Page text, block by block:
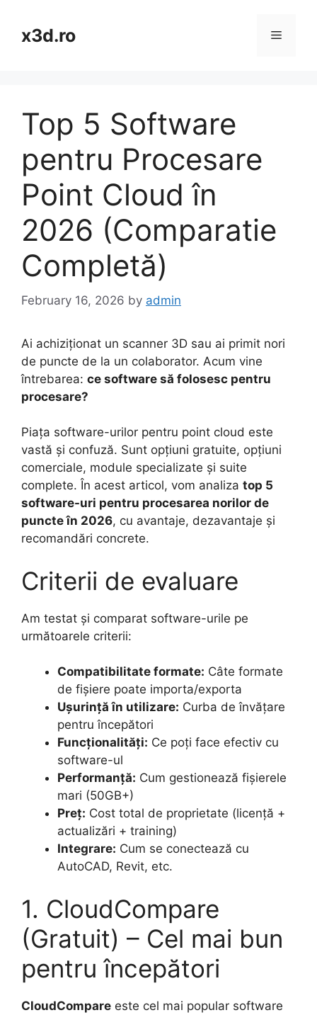
contentx3d.ro Menu
Top 5 Software
pentru Procesare
Point Cloud în
2026 (Comparatie
Completă)
February 16, 2026 by admin
Ai achiziționat un scanner 3D sau ai primit nori
de puncte de la un colaborator. Acum vine
întrebarea: ce software să folosesc pentru
procesare?
Piața software-urilor pentru point cloud este
vastă și confuză. Sunt opțiuni gratuite, opțiuni
comerciale, module specializate și suite
complete. În acest articol, vom analiza top 5
software-uri pentru procesarea norilor de
puncte în 2026, cu avantaje, dezavantaje și
recomandări concrete.
Criterii de evaluare
Am testat și comparat software-urile pe
următoarele criterii:
Compatibilitate formate: Câte formate
de fișiere poate importa/exporta
Ușurință în utilizare: Curba de învățare
pentru începători
Funcționalități: Ce poți face efectiv cu
software-ul
Performanță: Cum gestionează fișierele
mari (50GB+)
Preț: Cost total de proprietate (licență +
actualizări + training)
Integrare: Cum se conectează cu
AutoCAD, Revit, etc.
1. CloudCompare
(Gratuit) – Cel mai bun
pentru începători
CloudCompare este cel mai popular software